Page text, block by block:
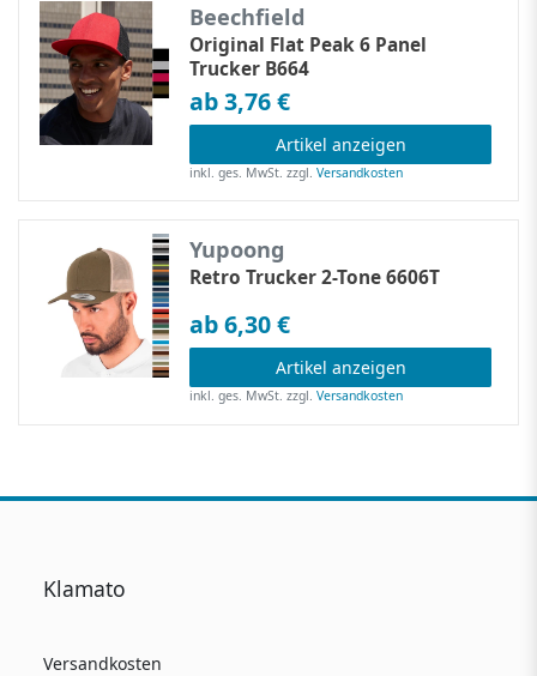
Beechfield
Original Flat Peak 6 Panel
Trucker B664
ab 3,76 €
Artikel anzeigen
inkl. ges. MwSt. zzgl.Versandkosten
Yupoong
Retro Trucker 2-Tone 6606T
ab 6,30 €
Artikel anzeigen
inkl. ges. MwSt. zzgl.Versandkosten
Klamato
Versandkosten